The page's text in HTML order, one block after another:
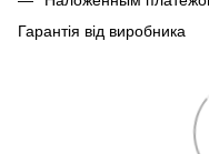
Гарантія від виробника